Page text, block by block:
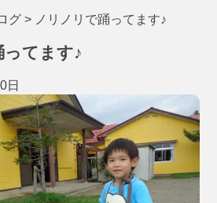
グ > ノリノリで踊ってます♪
ってます♪
日